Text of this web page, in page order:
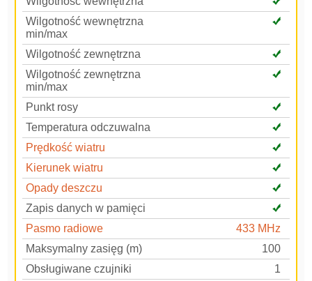
Wilgotność wewnętrzna
min/max
Wilgotność zewnętrzna
Wilgotność zewnętrzna
min/max
Punkt rosy
Temperatura odczuwalna
Prędkość wiatru
Kierunek wiatru
Opady deszczu
Zapis danych w pamięci
Pasmo radiowe
433 MHz
Maksymalny zasięg (m)
100
Obsługiwane czujniki
1